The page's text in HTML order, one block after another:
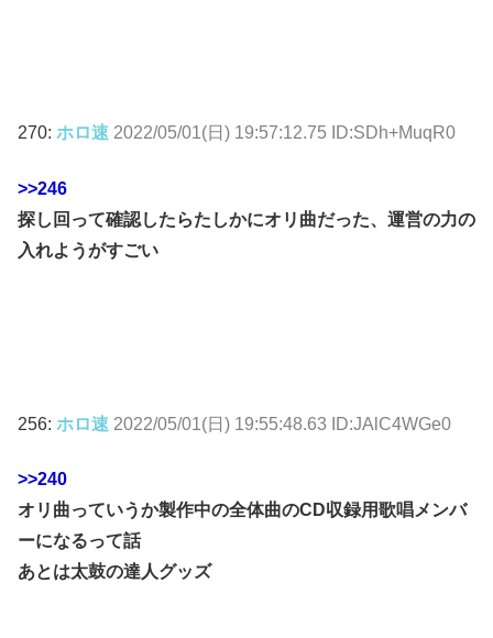
270: ホロ速 2022/05/01(日) 19:57:12.75 ID:SDh+MuqR0
>>246
探し回って確認したらたしかにオリ曲だった、運営の力の
入れようがすごい
256: ホロ速 2022/05/01(日) 19:55:48.63 ID:JAlC4WGe0
>>240
オリ曲っていうか製作中の全体曲のCD収録用歌唱メンバ
ーになるって話
あとは太鼓の達人グッズ